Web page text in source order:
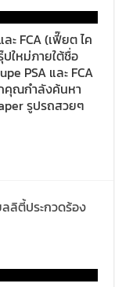
ะ FCA (เฟี๊ยต ไค
ใหม่ภายใต้ชื่อ
PSA และ FCA
กคุณกำลังค้นหา
รูปรถสวยๆ
ลิตี้ประกวดร้อง